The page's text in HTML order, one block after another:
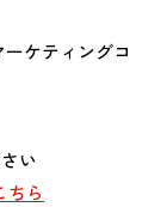
ケティングコ
い
ちら